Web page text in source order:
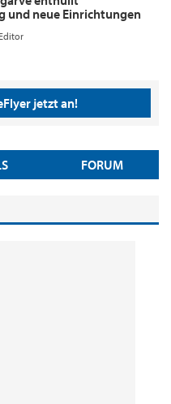
und neue Einrichtungen
Editor
jetzt an!
FORUM